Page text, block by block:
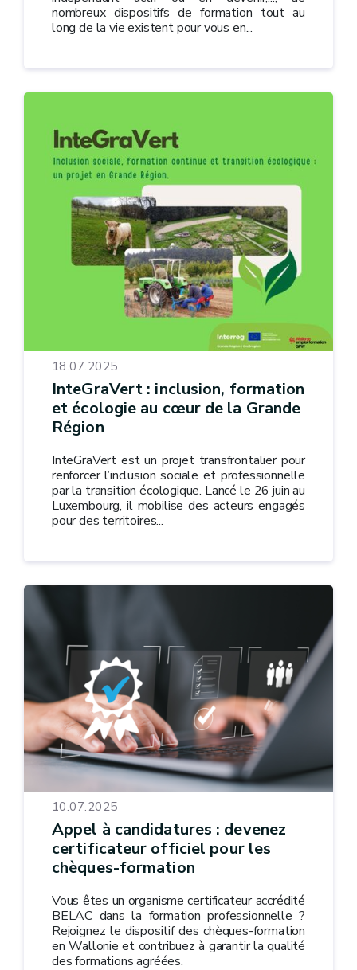
nombreux dispositifs de formation tout au
long de la vie existent pour vous en...
18.07.2025
InteGraVert : inclusion, formation
et écologie au cœur de la Grande
Région
InteGraVert est un projet transfrontalier pour
renforcer l’inclusion sociale et professionnelle
par la transition écologique. Lancé le 26 juin au
Luxembourg, il mobilise des acteurs engagés
pour des territoires...
10.07.2025
Appel à candidatures : devenez
certificateur officiel pour les
chèques-formation
Vous êtes un organisme certificateur accrédité
BELAC dans la formation professionnelle ?
Rejoignez le dispositif des chèques-formation
en Wallonie et contribuez à garantir la qualité
des formations agréées.